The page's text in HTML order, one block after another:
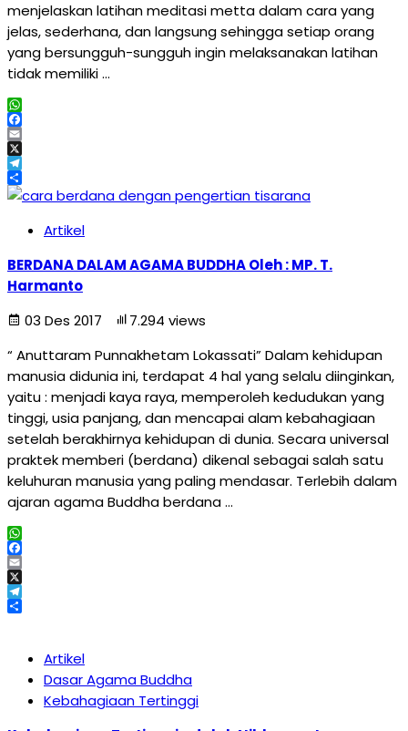
menjelaskan latihan meditasi metta dalam cara yang
jelas, sederhana, dan langsung sehingga setiap orang
yang bersungguh-sungguh ingin melaksanakan latihan
tidak memiliki …
WhatsApp
Facebook
Email
X
Telegram
Share
Artikel
BERDANA DALAM AGAMA BUDDHA Oleh : MP. T.
Harmanto
03 Des 2017
7.294 views
“ Anuttaram Punnakhetam Lokassati” Dalam kehidupan
manusia didunia ini, terdapat 4 hal yang selalu diinginkan,
yaitu : menjadi kaya raya, memperoleh kedudukan yang
tinggi, usia panjang, dan mencapai alam kebahagiaan
setelah berakhirnya kehidupan di dunia. Secara universal
praktek memberi (berdana) dikenal sebagai salah satu
keluhuran manusia yang paling mendasar. Terlebih dalam
ajaran agama Buddha berdana …
WhatsApp
Facebook
Email
X
Telegram
Artikel
Dasar Agama Buddha
Kebahagiaan Tertinggi